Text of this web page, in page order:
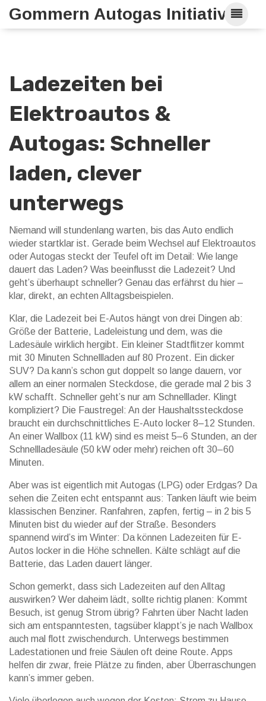
Gommern Autogas Initiative
Ladezeiten bei
Elektroautos &
Autogas: Schneller
laden, clever
unterwegs
Niemand will stundenlang warten, bis das Auto endlich
wieder startklar ist. Gerade beim Wechsel auf Elektroautos
oder Autogas steckt der Teufel oft im Detail: Wie lange
dauert das Laden? Was beeinflusst die Ladezeit? Und
geht’s überhaupt schneller? Genau das erfährst du hier –
klar, direkt, an echten Alltagsbeispielen.
Klar, die Ladezeit bei E-Autos hängt von drei Dingen ab:
Größe der Batterie, Ladeleistung und dem, was die
Ladesäule wirklich hergibt. Ein kleiner Stadtflitzer kommt
mit 30 Minuten Schnellladen auf 80 Prozent. Ein dicker
SUV? Da kann’s schon gut doppelt so lange dauern, vor
allem an einer normalen Steckdose, die gerade mal 2 bis 3
kW schafft. Schneller geht’s nur am Schnelllader. Klingt
kompliziert? Die Faustregel: An der Haushaltssteckdose
braucht ein durchschnittliches E-Auto locker 8–12 Stunden.
An einer Wallbox (11 kW) sind es meist 5–6 Stunden, an der
Schnellladesäule (50 kW oder mehr) reichen oft 30–60
Minuten.
Aber was ist eigentlich mit Autogas (LPG) oder Erdgas? Da
sehen die Zeiten echt entspannt aus: Tanken läuft wie beim
klassischen Benziner. Ranfahren, zapfen, fertig – in 2 bis 5
Minuten bist du wieder auf der Straße. Besonders
spannend wird’s im Winter: Da können Ladezeiten für E-
Autos locker in die Höhe schnellen. Kälte schlägt auf die
Batterie, das Laden dauert länger.
Schon gemerkt, dass sich Ladezeiten auf den Alltag
auswirken? Wer daheim lädt, sollte richtig planen: Kommt
Besuch, ist genug Strom übrig? Fahrten über Nacht laden
sich am entspanntesten, tagsüber klappt’s je nach Wallbox
auch mal flott zwischendurch. Unterwegs bestimmen
Ladestationen und freie Säulen oft deine Route. Apps
helfen dir zwar, freie Plätze zu finden, aber Überraschungen
kann’s immer geben.